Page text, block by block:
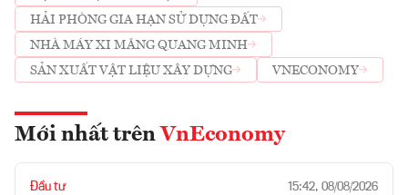
HẢI PHÒNG GIA HẠN SỬ DỤNG ĐẤT
NHÀ MÁY XI MĂNG QUANG MINH
SẢN XUẤT VẬT LIỆU XÂY DỰNG
VNECONOMY
Mới nhất trên VnEconomy
Đầu tư 15:42, 08/08/2026